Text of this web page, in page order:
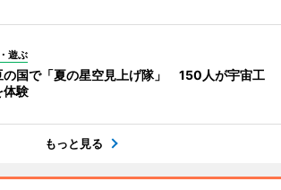
遊ぶ
の国で「夏の星空見上げ隊」 150人が宇宙工
体験
もっと見る